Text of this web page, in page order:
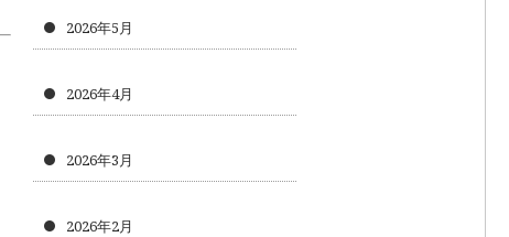
2026年5月
2026年4月
2026年3月
2026年2月